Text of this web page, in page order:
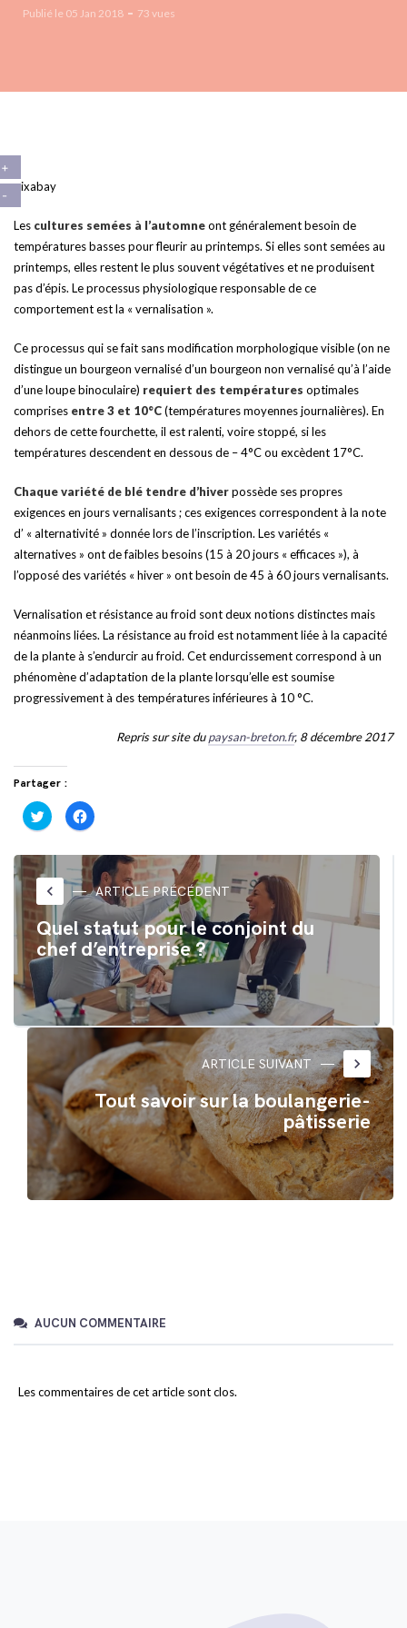
Publié le 05 Jan 2018 73 vues
pixabay
Les cultures semées à l’automneont généralement besoin de
températures basses pour fleurir au printemps. Si elles sont semées au
printemps, elles restent le plus souvent végétatives et ne produisent
pas d’épis. Le processus physiologique responsable de ce
comportement est la « vernalisation ».
Ce processus qui se fait sans modification morphologique visible (on ne
distingue un bourgeon vernalisé d’un bourgeon non vernalisé qu’à l’aide
d’une loupe binoculaire) requiert des températures optimales
comprises entre 3 et 10°C(températures moyennes journalières). En
dehors de cette fourchette, il est ralenti, voire stoppé, si les
températures descendent en dessous de – 4°C ou excèdent 17°C.
Chaque variété de blé tendre d’hiverpossède ses propres
exigences en jours vernalisants ; ces exigences correspondent à la note
d’ « alternativité » donnée lors de l’inscription. Les variétés «
alternatives » ont de faibles besoins (15 à 20 jours « efficaces »), à
l’opposé des variétés « hiver » ont besoin de 45 à 60 jours vernalisants.
Vernalisation et résistance au froid sont deux notions distinctes mais
néanmoins liées. La résistance au froid est notamment liée à la capacité
de la plante à s’endurcir au froid. Cet endurcissement correspond à un
phénomène d’adaptation de la plante lorsqu’elle est soumise
progressivement à des températures inférieures à 10 °C.
Repris sur site dupaysan-breton.fr, 8 décembre 2017
Partager :
Cliquez
pour
partager
Twitter(ouvre
dans
une
nouvelle
fenêtre)
Cliquez
pour
partager
Facebook(ouvre
dans
une
nouvelle
fenêtre)
keyboard_arrow_left ARTICLE PRÉCÉDENT
Quel statut pour le conjoint du
chef d’entreprise ?
ARTICLE SUIVANT keyboard_arrow_right
Tout savoir sur la boulangerie-
pâtisserie
AUCUN COMMENTAIRE
Les commentaires de cet article sont clos.